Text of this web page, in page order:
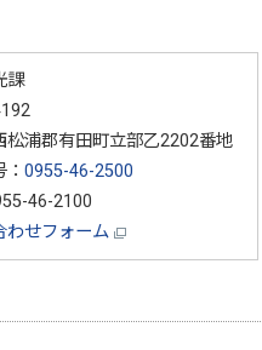
課
松浦郡有田町立部乙2202番地
0955-46-2500
46-2100
わせフォーム